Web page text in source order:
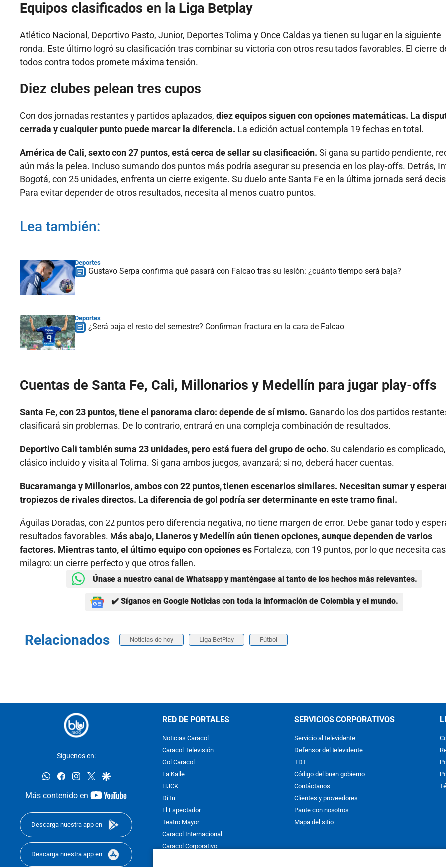
Equipos clasificados en la Liga Betplay
Atlético Nacional, Deportivo Pasto, Junior, Deportes Tolima y Once Caldas ya tienen su lugar en la siguiente
ronda. Este último logró su clasificación tras combinar su victoria con otros resultados favorables. El cierre
todos contra todos promete máxima tensión.
Diez clubes pelean tres cupos
Con dos jornadas restantes y partidos aplazados, diez equipos siguen con opciones matemáticas. La
cerrada y cualquier punto puede marcar la diferencia. La edición actual contempla 19 fechas en total.
América de Cali, sexto con 27 puntos, está cerca de sellar su clasificación. Si gana su partido pendiente,
aún más la pelea. Incluso sumando dos puntos más podría asegurar su presencia en los play-offs. Detrás,
Bogotá, con 25 unidades, enfrenta un cierre exigente. Su duelo ante Santa Fe en la última jornada será
Para evitar depender de otros resultados, necesita al menos cuatro puntos.
Lea también:
Deportes
Gustavo Serpa confirma qué pasará con Falcao tras su lesión: ¿cuánto tiempo será baja?
Deportes
¿Será baja el resto del semestre? Confirman fractura en la cara de Falcao
Cuentas de Santa Fe, Cali, Millonarios y Medellín para jugar play-offs
Santa Fe, con 23 puntos, tiene el panorama claro: depende de sí mismo. Ganando los dos partidos
clasificará sin problemas. De lo contrario, entrará en una compleja combinación de resultados.
Deportivo Cali también suma 23 unidades, pero está fuera del grupo de ocho. Su calendario es
clásico incluido y visita al Tolima. Si gana ambos juegos, avanzará; si no, deberá hacer cuentas.
Bucaramanga y Millonarios, ambos con 22 puntos, tienen escenarios similares. Necesitan sumar y
tropiezos de rivales directos. La diferencia de gol podría ser determinante en este tramo final.
Águilas Doradas, con 22 puntos pero diferencia negativa, no tiene margen de error. Debe ganar todo y
resultados favorables. Más abajo, Llaneros y Medellín aún tienen opciones, aunque dependen de varios
factores. Mientras tanto, el último equipo con opciones es Fortaleza, con 19 puntos, por lo que necesita
milagro: un cierre perfecto y que otros fallen.
Únase a nuestro canal de Whatsapp y manténgase al tanto de los hechos más relevantes.
✔️ Síganos en Google Noticias con toda la información de Colombia y el mundo.
Relacionados Noticias de hoy Liga BetPlay Fútbol
Síguenos en:
whatsappfacebookinstagram
twittergoogle
Más contenido en
youtube-
Descarga nuestra app en
Descarga nuestra app en
RED DE PORTALES
Noticias Caracol
Caracol Televisión
Gol Caracol
La Kalle
HJCK
DiTu
El Espectador
Teatro Mayor
Caracol Internacional
Caracol Corporativo
SERVICIOS CORPORATIVOS
Servicio al televidente
Defensor del televidente
TDT
Código del buen gobierno
Contáctanos
Clientes y proveedores
Paute con nosotros
Mapa del sitio